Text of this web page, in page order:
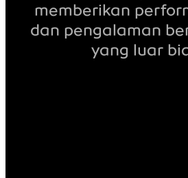
memberikan
dan pengalaman
yang luar